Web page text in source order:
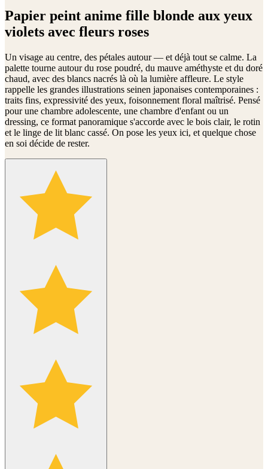
Papier peint anime fille blonde aux yeux
violets avec fleurs roses
Un visage au centre, des pétales autour — et déjà tout se calme. La
palette tourne autour du rose poudré, du mauve améthyste et du doré
chaud, avec des blancs nacrés là où la lumière affleure. Le style
rappelle les grandes illustrations seinen japonaises contemporaines :
traits fins, expressivité des yeux, foisonnement floral maîtrisé. Pensé
pour une chambre adolescente, une chambre d'enfant ou un
dressing, ce format panoramique s'accorde avec le bois clair, le rotin
et le linge de lit blanc cassé. On pose les yeux ici, et quelque chose
en soi décide de rester.